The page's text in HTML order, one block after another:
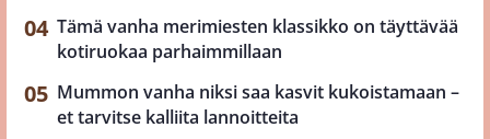
Tämä vanha merimiesten klassikko on täyttävää
kotiruokaa parhaimmillaan
Mummon vanha niksi saa kasvit kukoistamaan –
et tarvitse kalliita lannoitteita